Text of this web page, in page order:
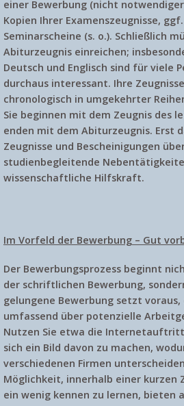
einer Bewerbung (nicht
Kopien Ihrer Examenszeugnisse,
Seminarscheine (s. o.). Schließlich
Abiturzeugnis einreichen;
Deutsch und Englisch sind für viele
durchaus interessant. Ihre
chronologisch in umgekehrter
Sie beginnen mit dem Zeugnis des
enden mit dem Abiturzeugnis. Erst
Zeugnisse und Bescheinigungen
studienbegleitende
wissenschaftliche Hilfskraft.
Im Vorfeld der Bewerbung – Gut
Der Bewerbungsprozess beginnt
der schriftlichen Bewerbung,
gelungene Bewerbung setzt
umfassend über potenzielle
Nutzen Sie etwa die
sich ein Bild davon zu machen,
verschiedenen Firmen
Möglichkeit, innerhalb einer kurzen
ein wenig kennen zu lernen, bieten